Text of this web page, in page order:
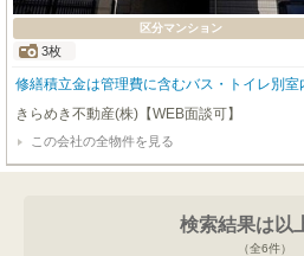
区分マンション
3枚
修繕積立金は管理費に含むバス・トイレ別室
きらめき不動産(株)【WEB面談可】
この会社の全物件を見る
検索結果は以
（全6件）